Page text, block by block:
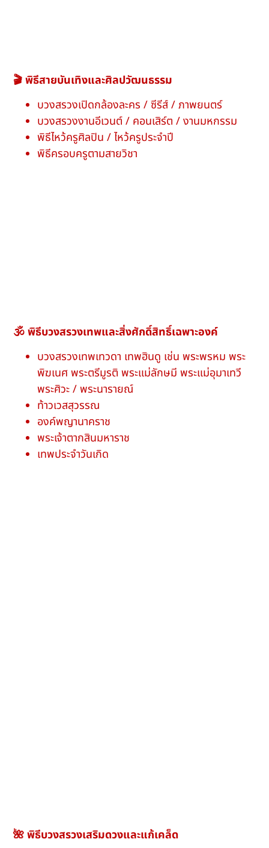
🎬 พิธีสายบันเทิงและศิลปวัฒนธรรม
บวงสรวงเปิดกล้องละคร / ซีรีส์ / ภาพยนตร์
บวงสรวงงานอีเวนต์ / คอนเสิร์ต / งานมหกรรม
พิธีไหว้ครูศิลปิน / ไหว้ครูประจำปี
พิธีครอบครูตามสายวิชา
🕉 พิธีบวงสรวงเทพและสิ่งศักดิ์สิทธิ์เฉพาะองค์
บวงสรวงเทพเทวดา เทพฮินดู เช่น พระพรหม พระ
พิฆเนศ พระตรีมูรติ พระแม่ลักษมี พระแม่อุมาเทวี
พระศิวะ / พระนารายณ์
ท้าวเวสสุวรรณ
องค์พญานาคราช
พระเจ้าตากสินมหาราช
เทพประจำวันเกิด
🌺 พิธีบวงสรวงเสริมดวงและแก้เคล็ด